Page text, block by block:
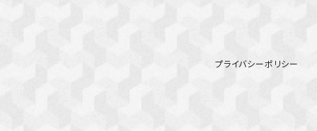
プライバシーポリシー